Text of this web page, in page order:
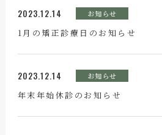
2023.12.14 お知らせ
1月の矯正診療日のお知らせ
2023.12.14 お知らせ
年末年始休診のお知らせ